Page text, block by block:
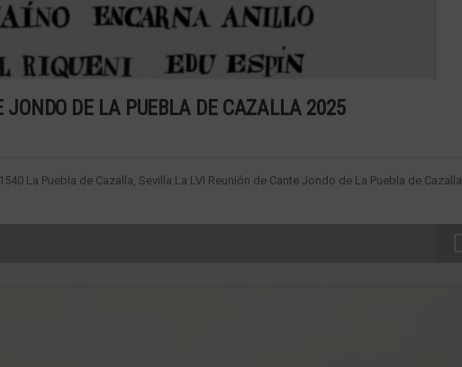
JONDO DE LA PUEBLA DE CAZALLA 2025
La Puebla de Cazalla, Sevilla La LVI Reunión de Cante Jondo de La Puebla de Cazalla,